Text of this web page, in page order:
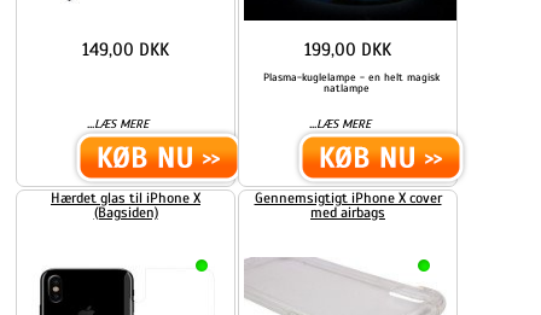
...LÆS MERE
149,00 DKK
Plasma-kuglelampe - en helt magisk
natlampe
...LÆS MERE
199,00 DKK
Hærdet glas til iPhone X
(Bagsiden)
Gennemsigtigt iPhone X cover
med airbags